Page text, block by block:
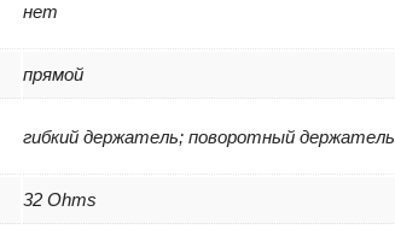
нет
прямой
гибкий держатель; поворотный держатель
32 Ohms